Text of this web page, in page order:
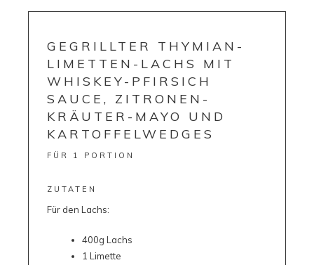
GEGRILLTER THYMIAN-
LIMETTEN-LACHS MIT
WHISKEY-PFIRSICH
SAUCE, ZITRONEN-
KRÄUTER-MAYO UND
KARTOFFELWEDGES
FÜR 1 PORTION
ZUTATEN
Für den Lachs:
400g Lachs
1 Limette